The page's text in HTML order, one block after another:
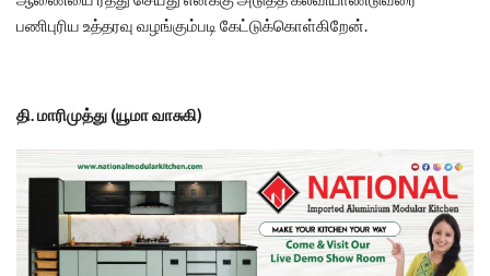
பணிபுரிய உத்தரவு வழங்கும்படி கேட்டுக்கொள்கிறேன்.
தி. மாரிமுத்து (யூமா வாசுகி)